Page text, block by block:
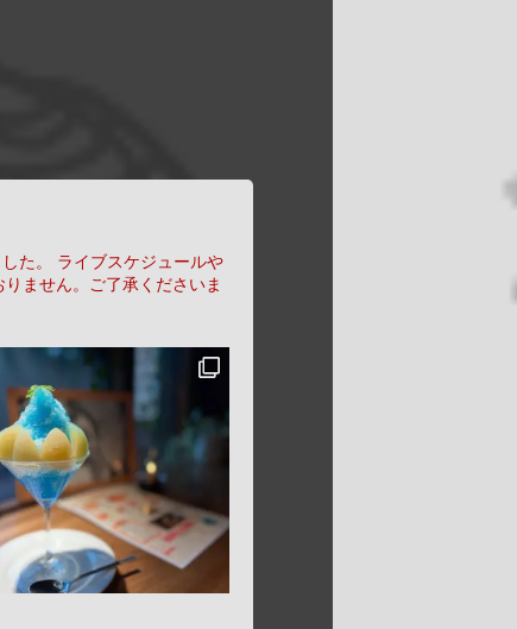
た。
ライブスケジュールや
ません。ご了承くださいま